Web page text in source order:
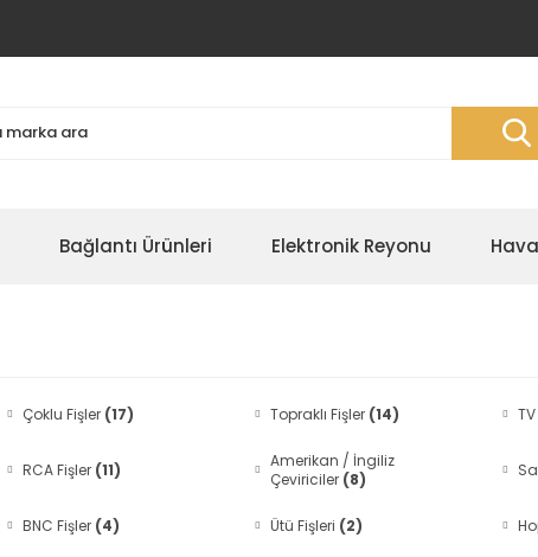
Bağlantı Ürünleri Elektronik Reyonu
Çoklu Fişler (17) Topraklı Fişler (14)
RCA Fişler (11)
Amerikan / İngiliz
Çeviriciler (8)
BNC Fişler (4) Ütü Fişleri (2)